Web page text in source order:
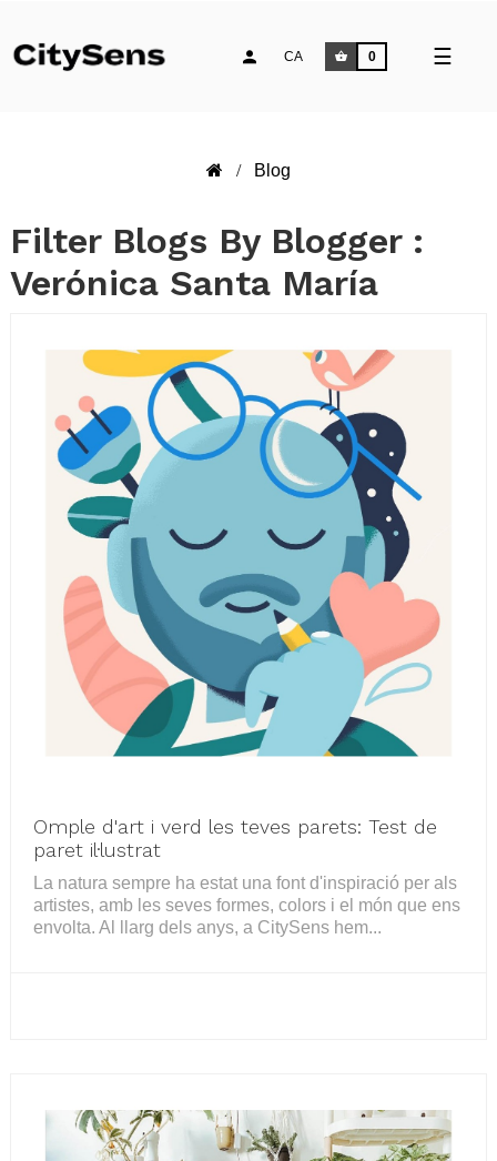
☰
CA 0
Blog
Filter Blogs By Blogger :
Verónica Santa María
LLEGEIX MÉS
Omple d'art i verd les teves parets: Test de
paret il·lustrat
La natura sempre ha estat una font d'inspiració per als
artistes, amb les seves formes, colors i el món que ens
envolta. Al llarg dels anys, a CitySens hem...